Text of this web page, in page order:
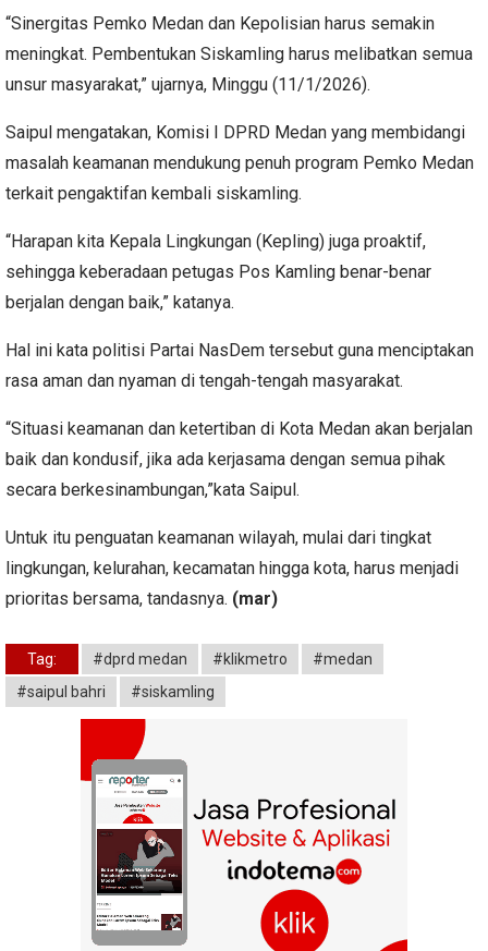
“Sinergitas Pemko Medan dan Kepolisian harus semakin
meningkat. Pembentukan Siskamling harus melibatkan semua
unsur masyarakat,” ujarnya, Minggu (11/1/2026).
Saipul mengatakan, Komisi I DPRD Medan yang membidangi
masalah keamanan mendukung penuh program Pemko Medan
terkait pengaktifan kembali siskamling.
“Harapan kita Kepala Lingkungan (Kepling) juga proaktif,
sehingga keberadaan petugas Pos Kamling benar-benar
berjalan dengan baik,” katanya.
Hal ini kata politisi Partai NasDem tersebut guna menciptakan
rasa aman dan nyaman di tengah-tengah masyarakat.
“Situasi keamanan dan ketertiban di Kota Medan akan berjalan
baik dan kondusif, jika ada kerjasama dengan semua pihak
secara berkesinambungan,”kata Saipul.
Untuk itu penguatan keamanan wilayah, mulai dari tingkat
lingkungan, kelurahan, kecamatan hingga kota, harus menjadi
prioritas bersama, tandasnya. (mar)
Tag: #dprd medan #klikmetro
#medan
#saipul bahri
#siskamling